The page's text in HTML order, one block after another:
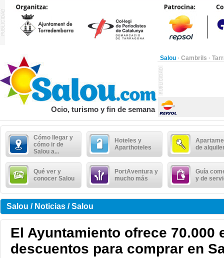
Salou · Cambrils ·
Ocio, turismo y fin de semana
Cómo llegar y
cómo ir de
Salou a...
Hoteles y
Aparthoteles
de
Qué ver y
conocer Salou
PortAventura y
mucho más
Guía
y de
Salou / Noticias / Salou
El Ayuntamiento ofrece 70.000
descuentos para comprar en